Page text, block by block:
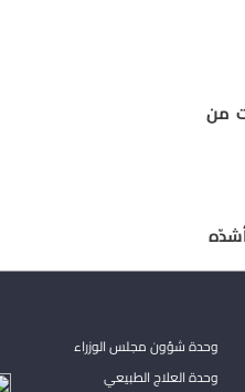
من
وحدة شؤون مجلس الوزراء
وحدة العلاج الطبيعي